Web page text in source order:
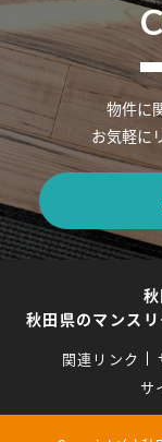
物件に
お気軽に
秋田県のマンス
関連リンク
サ